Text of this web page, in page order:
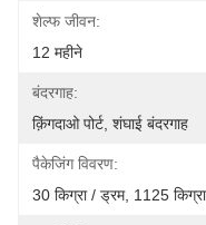
शेल्फ जीवन:
12 महीने
बंदरगाह:
क़िंगदाओ पोर्ट, शंघाई बंदरगाह
पैकेजिंग विवरण:
30 किग्रा / ड्रम, 1125